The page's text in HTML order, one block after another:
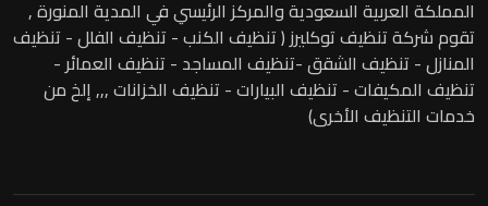
المملكة العربية السعودية والمركز الرئيسي في المدية المنورة ,
تقوم شركة تنظيف توكليرز ( تنظيف الكنب - تنظيف الفلل - تنظيف
المنازل - تنظيف الشقق -تنظيف المساجد - تنظيف العمائر -
تنظيف المكيفات - تنظيف البيارات - تنظيف الخزانات ,,, إلخ من
خدمات التنظيف الأخرى)